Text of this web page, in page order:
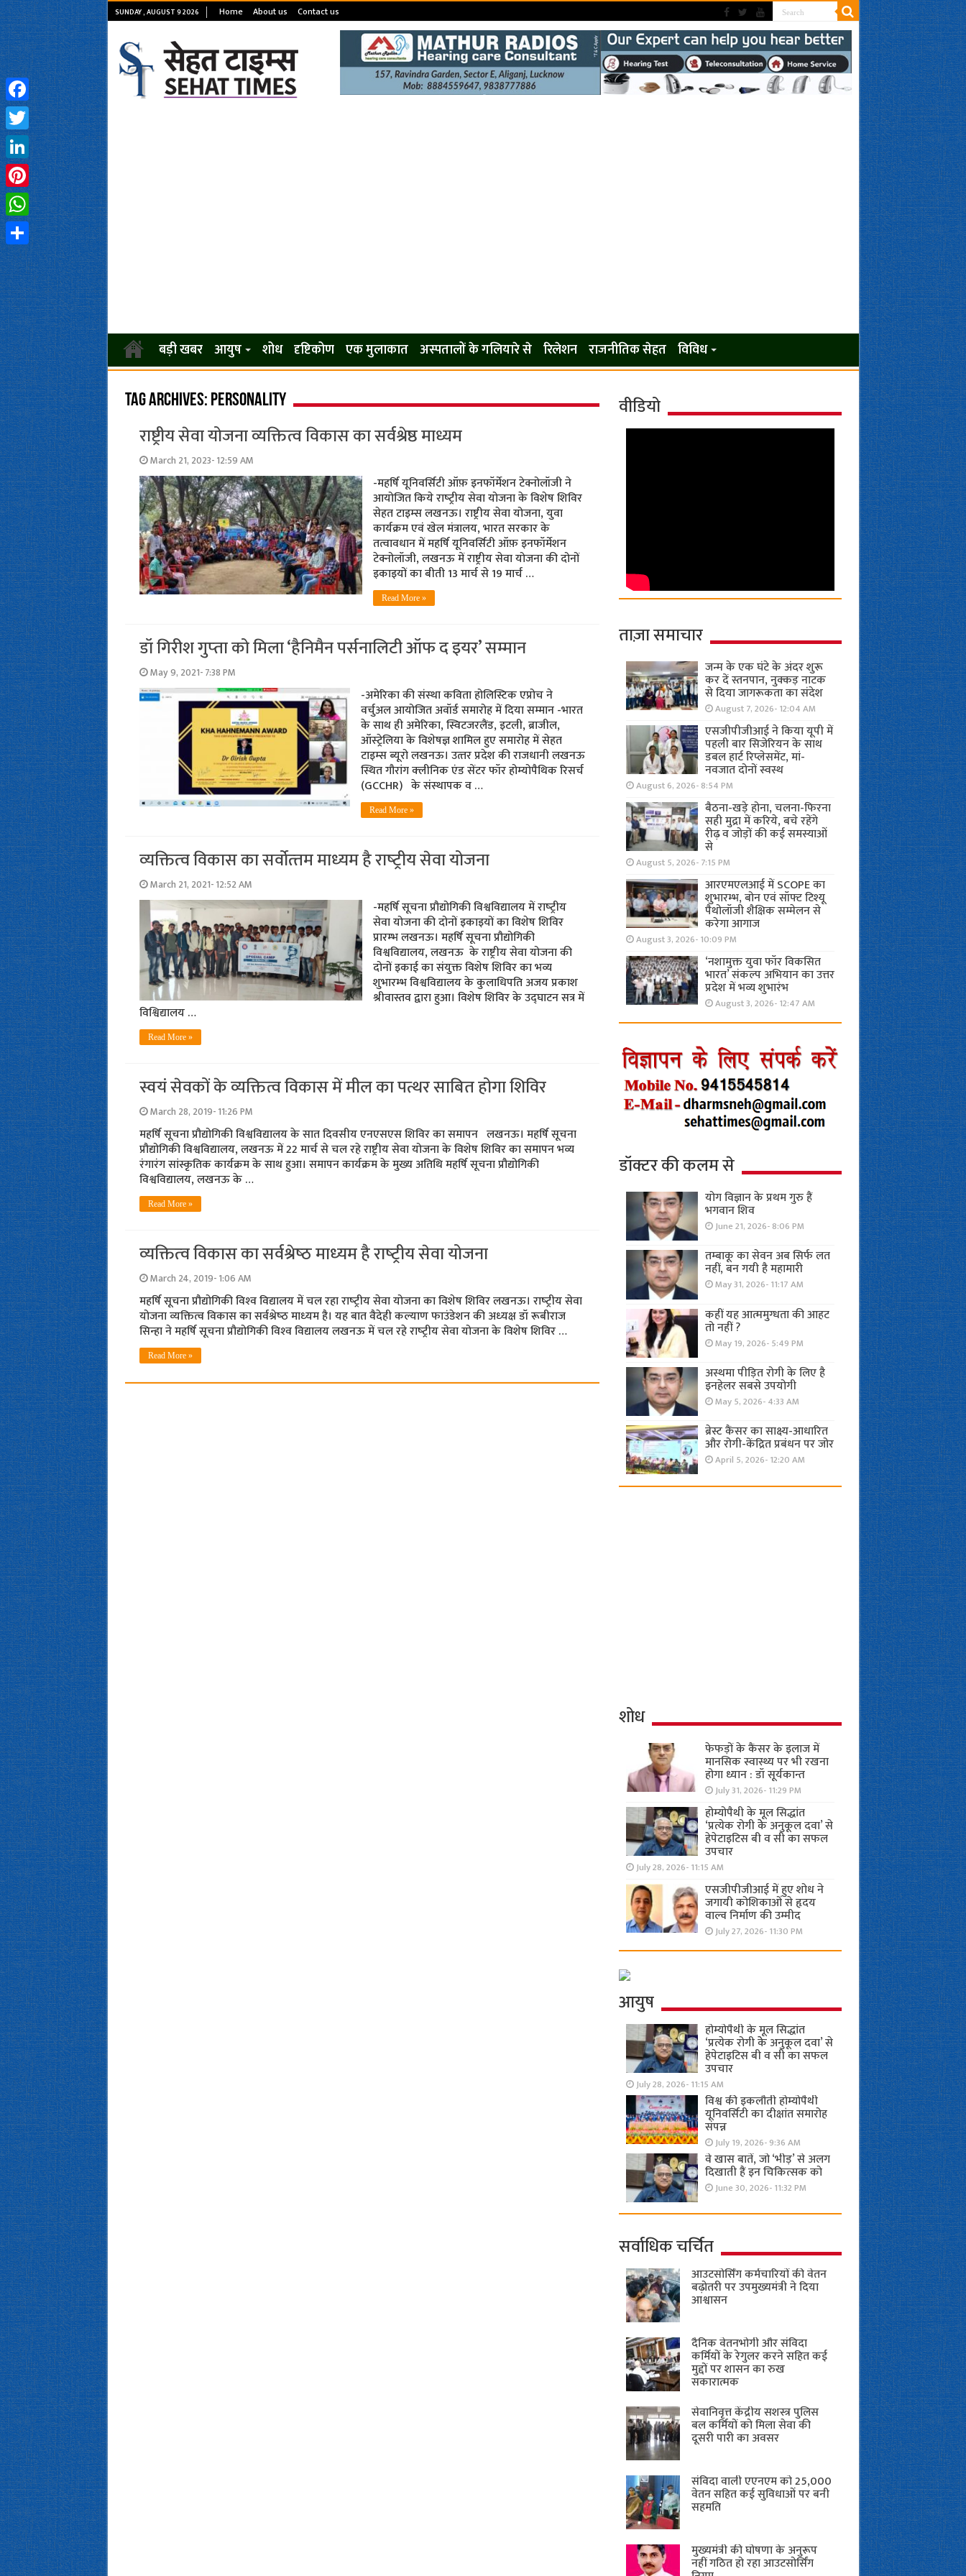
SUNDAY , AUGUST 9 2026 Home About us Contact us
बड़ी खबर आयुष शोध दृष्टिकोण एक मुलाकात अस्पतालों के गलियारे से रिलेशन राजनीतिक सेहत विविध
Tag Archives: personality
राष्ट्रीय सेवा योजना व्यक्तित्व विकास का सर्वश्रेष्ठ माध्यम
March 21, 2023- 12:59 AM
-महर्षि यूनिवर्सिटी ऑफ़ इनफॉर्मेशन टेक्नोलॉजी ने
आयोजित किये राष्‍ट्रीय सेवा योजना के विशेष शिविर
सेहत टाइम्‍स लखनऊ। राष्ट्रीय सेवा योजना, युवा
कार्यक्रम एवं खेल मंत्रालय, भारत सरकार के
तत्वावधान में महर्षि यूनिवर्सिटी ऑफ़ इनफॉर्मेशन
टेक्नोलॉजी, लखनऊ में राष्ट्रीय सेवा योजना की दोनों
इकाइयों का बीती 13 मार्च से 19 मार्च …
Read More »
डॉ गिरीश गुप्‍ता को मिला ‘हैनिमैन पर्सनालिटी ऑफ द इयर’ सम्‍मान
May 9, 2021- 7:38 PM
-अमेरिका की संस्‍था कविता होलिस्टिक एप्रोच ने
वर्चुअल आयोजित अवॉर्ड समारोह में दिया सम्‍मान -भारत
के साथ ही अमेरिका, स्विटजरलैंड, इटली, ब्राजील,
ऑस्‍ट्रेलिया के विशेषज्ञ शामिल हुए समारोह में सेहत
टाइम्‍स ब्‍यूरो लखनऊ। उत्‍तर प्रदेश की राजधानी लखनऊ
स्थित गौरांग क्‍लीनिक एंड सेंटर फॉर होम्‍योपैथिक रिसर्च
(GCCHR) के संस्‍थापक व …
Read More »
व्‍यक्तित्‍व विकास का सर्वोत्‍तम माध्‍यम है राष्‍ट्रीय सेवा योजना
March 21, 2021- 12:52 AM
-महर्षि सूचना प्रौद्योगिकी विश्वविद्यालय में राष्‍ट्रीय
सेवा योजना की दोनों इकाइयों का विशेष शिविर
प्रारम्‍भ लखनऊ। महर्षि सूचना प्रौद्योगिकी
विश्वविद्यालय, लखनऊ के राष्ट्रीय सेवा योजना की
दोनों इकाई का संयुक्त विशेष शिविर का भव्य
शुभारम्भ विश्वविद्यालय के कुलाधिपति अजय प्रकाश
श्रीवास्तव द्वारा हुआ। विशेष शिविर के उद्घाटन सत्र में
विश्विद्यालय …
Read More »
स्वयं सेवकों के व्यक्तित्व विकास में मील का पत्थर साबित होगा शिविर
March 28, 2019- 11:26 PM
महर्षि सूचना प्रौद्योगिकी विश्वविद्यालय के सात दिवसीय एनएसएस शिविर का समापन लखनऊ। महर्षि सूचना
प्रौद्योगिकी विश्वविद्यालय, लखनऊ में 22 मार्च से चल रहे राष्ट्रीय सेवा योजना के विशेष शिविर का समापन भव्य
रंगारंग सांस्कृतिक कार्यक्रम के साथ हुआ। समापन कार्यक्रम के मुख्य अतिथि महर्षि सूचना प्रौद्योगिकी
विश्वविद्यालय, लखनऊ के …
Read More »
व्‍यक्तित्‍व विकास का सर्वश्रेष्‍ठ माध्‍यम है राष्‍ट्रीय सेवा योजना
March 24, 2019- 1:06 AM
महर्षि सूचना प्रौ‍द्योगिकी विश्‍व विद्यालय में चल रहा राष्‍ट्रीय सेवा योजना का विशेष शिविर लखनऊ। राष्‍ट्रीय सेवा
योजना व्‍यक्तित्‍व विकास का सर्वश्रेष्‍ठ माध्‍यम है। यह बात वैदेही कल्‍याण फाउंडेशन की अध्‍यक्ष डॉ रूबीराज
सिन्‍हा ने महर्षि सूचना प्रौ‍द्योगिकी विश्‍व विद्यालय लखनऊ में चल रहे राष्‍ट्रीय सेवा योजना के विशेष शिविर …
Read More »
वीडियो
ताज़ा समाचार
जन्म के एक घंटे के अंदर शुरू
कर दें स्तनपान, नुक्कड़ नाटक
से दिया जागरूकता का संदेश
August 7, 2026- 12:04 AM
एसजीपीजीआई ने किया यूपी में
पहली बार सिजेरियन के साथ
डबल हार्ट रिप्लेसमेंट, मां-
नवजात दोनों स्वस्थ
August 6, 2026- 8:54 PM
बैठना-खड़े होना, चलना-फिरना
सही मुद्रा में करिये, बचे रहेंगे
रीढ़ व जोड़ों की कई समस्याओं
से
August 5, 2026- 7:15 PM
आरएमएलआई में SCOPE का
शुभारम्भ, बोन एवं सॉफ्ट टिश्यू
पैथोलॉजी शैक्षिक सम्मेलन से
करेगा आगाज
August 3, 2026- 10:09 PM
‘नशामुक्त युवा फॉर विकसित
भारत’ संकल्प अभियान का उत्तर
प्रदेश में भव्य शुभारंभ
August 3, 2026- 12:47 AM
डॉक्टर की कलम से
योग विज्ञान के प्रथम गुरु हैं
भगवान शिव
June 21, 2026- 8:06 PM
तम्बाकू का सेवन अब सिर्फ लत
नहीं, बन गयी है महामारी
May 31, 2026- 11:17 AM
कहीं यह आत्ममुग्धता की आहट
तो नहीं ?
May 19, 2026- 5:49 PM
अस्थमा पीड़ित रोगी के लिए है
इनहेलर सबसे उपयोगी
May 5, 2026- 4:33 AM
ब्रेस्ट कैंसर का साक्ष्य-आधारित
और रोगी-केंद्रित प्रबंधन पर जोर
April 5, 2026- 12:20 AM
शोध
फेफड़ों के कैंसर के इलाज में
मानसिक स्वास्थ्य पर भी रखना
होगा ध्यान : डॉ सूर्यकान्त
July 31, 2026- 11:29 PM
होम्योपैथी के मूल सिद्धांत
‘प्रत्येक रोगी केे अनुकूल दवा’ से
हेपेटाइटिस बी व सी का सफल
उपचार
July 28, 2026- 11:15 AM
एसजीपीजीआई में हुए शोध ने
जगायी कोशिकाओं से हृदय
वाल्व निर्माण की उम्मीद
July 27, 2026- 11:30 PM
आयुष
होम्योपैथी के मूल सिद्धांत
‘प्रत्येक रोगी केे अनुकूल दवा’ से
हेपेटाइटिस बी व सी का सफल
उपचार
July 28, 2026- 11:15 AM
विश्व की इकलौती होम्योपैथी
यूनिवर्सिटी का दीक्षांत समारोह
संपन्न
July 19, 2026- 9:36 AM
वे खास बातें, जो ‘भीड़’ से अलग
दिखाती हैं इन चिकित्सक को
June 30, 2026- 11:32 PM
सर्वाधिक चर्चित
आउटसोर्सिंग कर्मचारियों की वेतन
बढ़ोतरी पर उपमुख्यमंत्री ने दिया
आश्वासन
दैनिक वेतनभोगी और संविदा
कर्मियों के रेगुलर करने सहित कई
मुद्दों पर शासन का रुख
सकारात्मक
सेवानिवृत्त केंद्रीय सशस्त्र पुलिस
बल ​कर्मियों को मिला सेवा की
दूसरी पारी का अवसर
संविदा वाली एएनएम को 25,000
वेतन सहित कई सुविधाओं पर बनी
सहमति
मुख्यमंत्री की घोषणा के अनुरूप
नहीं गठित हो रहा आउटसोर्सिंग
Facebook
Twitter
LinkedIn
Pinterest
WhatsApp
Share